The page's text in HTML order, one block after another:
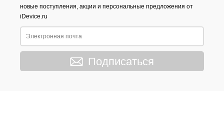
новые поступления, акции и персональные предложения от
iDevice.ru
Подписаться